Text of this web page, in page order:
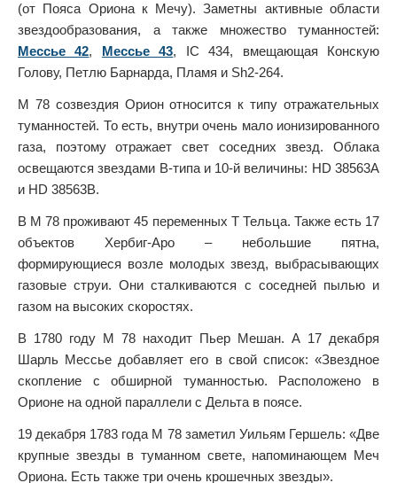
(от Пояса Ориона к Мечу). Заметны активные области
звездообразования, а также множество туманностей:
Мессье 42, Мессье 43, IC 434, вмещающая Конскую
Голову, Петлю Барнарда, Пламя и Sh2-264.
М 78 созвездия Орион относится к типу отражательных
туманностей. То есть, внутри очень мало ионизированного
газа, поэтому отражает свет соседних звезд. Облака
освещаются звездами В-типа и 10-й величины: HD 38563A
и HD 38563B.
В М 78 проживают 45 переменных Т Тельца. Также есть 17
объектов Хербиг-Аро – небольшие пятна,
формирующиеся возле молодых звезд, выбрасывающих
газовые струи. Они сталкиваются с соседней пылью и
газом на высоких скоростях.
В 1780 году М 78 находит Пьер Мешан. А 17 декабря
Шарль Мессье добавляет его в свой список: «Звездное
скопление с обширной туманностью. Расположено в
Орионе на одной параллели с Дельта в поясе.
19 декабря 1783 года М 78 заметил Уильям Гершель: «Две
крупные звезды в туманном свете, напоминающем Меч
Ориона. Есть также три очень крошечных звезды».